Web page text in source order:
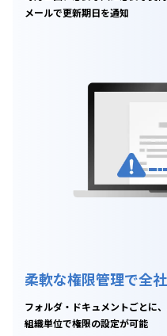
メールで更新期日を通知
柔軟な権限管理で全
フォルダ・ドキュメントごとに
組織単位で権限の設定が可能